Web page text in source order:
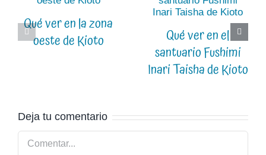
Qué ver en la zona
oeste de Kioto
Qué ver en el
santuario Fushimi
Inari Taisha de Kioto
Deja tu comentario
Comentar